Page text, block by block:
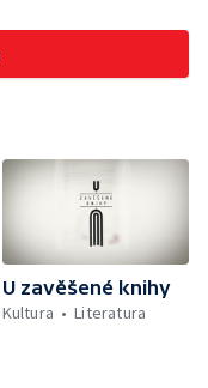
U zavěšené knihy
Kultura
Literatura